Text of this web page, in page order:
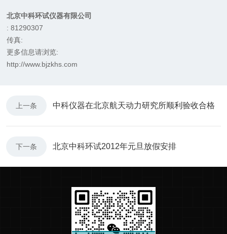
北京中科环试仪器有限公司
: 81290307
传真:
更多信息请浏览:
http://www.bjzkhs.com
上一条 中科仪器在北京航天动力研究所顺利验收合格
下一条 北京中科环试2012年元旦放假安排